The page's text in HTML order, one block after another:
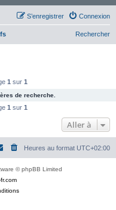
Connexion
S’enregistrer
Rechercher
1 sur 1
de recherche.
1 sur 1
Aller à
Heures au format UTC+02:00
© phpBB Limited